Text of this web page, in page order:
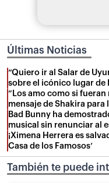
Últimas Noticias
“Quiero ir al Salar de
sobre el icónico lugar de
”Los amo como si
mensaje de Shakira para
Bad Bunny ha
musical sin renunciar al
¡Ximena Herrera es
Casa de los Famosos’
También te puede